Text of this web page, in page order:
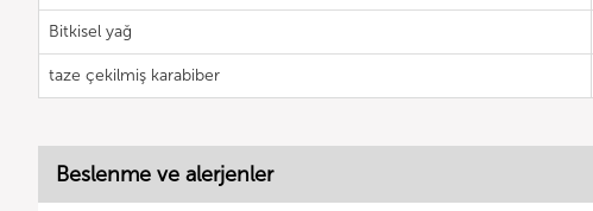
Bitkisel yağ
taze çekilmiş karabiber
Beslenme ve alerjenler